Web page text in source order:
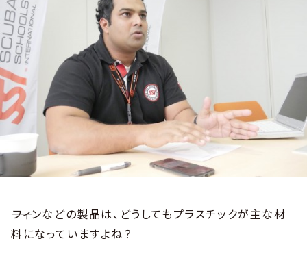
――フィンなどの製品は、どうしてもプラスチックが主な材
料になっていますよね？